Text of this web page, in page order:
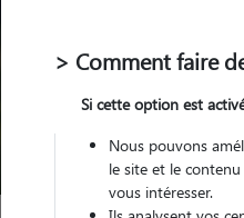
Trouver
Compte pet
> Comment faire
Si cette option est
Nous pouvons
le site et le
vous intéresser.